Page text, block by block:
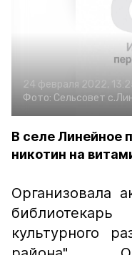
24 февраля 2022,
Фото: Сельсовет
В селе Линейное
никотин на
Организовала
культурного